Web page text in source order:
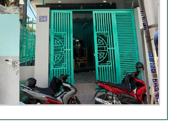
VIDEO đánh giá của khách
hàng xây nhà trọn gói tại TP
Thủ Đức